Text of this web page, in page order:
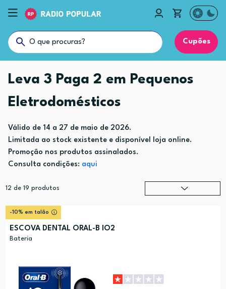
Cupões
Leva 3 Paga 2 em Pequenos
Eletrodomésticos
Válido de 14 a 27 de maio de 2026.
Limitada ao stock existente e disponível loja online.
Promoção nos produtos assinalados.
Consulta condições: aqui
12 de 19 produtos
-10% em talão
ESCOVA DENTAL ORAL-B IO2
Bateria